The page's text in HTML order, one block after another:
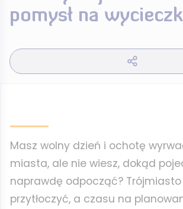
pomysł na
Masz wolny dzień i ochotę
miasta, ale nie wiesz, dokąd
naprawdę odpocząć?
przytłoczyć, a czasu na